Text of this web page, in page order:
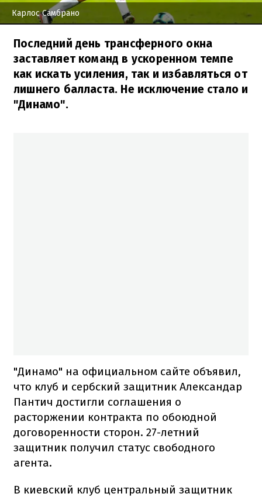
Карлос Самбрано
Последний день трансферного окна
заставляет команд в ускоренном темпе
как искать усиления, так и избавляться от
лишнего балласта. Не исключение стало и
"Динамо".
"Динамо" на официальном сайте объявил,
что клуб и сербский защитник Александар
Пантич достигли соглашения о
расторжении контракта по обоюдной
договоренности сторон. 27-летний
защитник получил статус свободного
агента.
В киевский клуб центральный защитник